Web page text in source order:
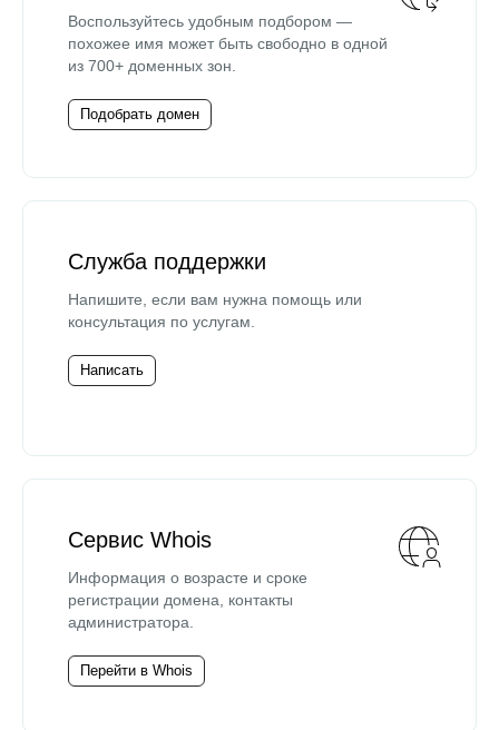
Воспользуйтесь удобным подбором —
похожее имя может быть свободно в одной
из 700+ доменных зон.
Подобрать домен
Служба поддержки
Напишите, если вам нужна помощь или
консультация по услугам.
Написать
Сервис Whois
Информация о возрасте и сроке
регистрации домена, контакты
администратора.
Перейти в Whois